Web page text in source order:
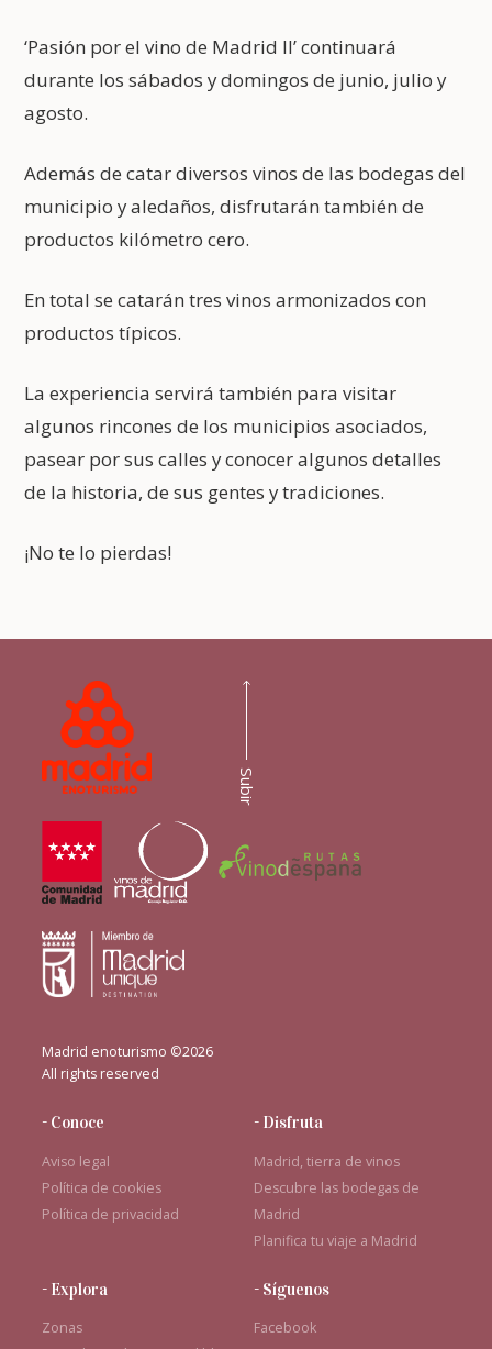
‘Pasión por el vino de Madrid II’ continuará
durante los sábados y domingos de junio, julio y
agosto.
Además de catar diversos vinos de las bodegas del
municipio y aledaños, disfrutarán también de
productos kilómetro cero.
En total se catarán tres vinos armonizados con
productos típicos.
La experiencia servirá también para visitar
algunos rincones de los municipios asociados,
pasear por sus calles y conocer algunos detalles
de la historia, de sus gentes y tradiciones.
¡No te lo pierdas!
Madrid enoturismo ©2026
All rights reserved
- Conoce
Aviso legal
Política de cookies
Política de privacidad
- Disfruta
Madrid, tierra de vinos
Descubre las bodegas de
Madrid
Planifica tu viaje a Madrid
- Explora
Zonas
- Síguenos
Facebook
Subir